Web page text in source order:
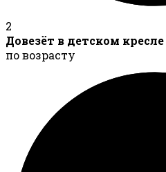
2
Довезёт в детском кресле
по возрасту